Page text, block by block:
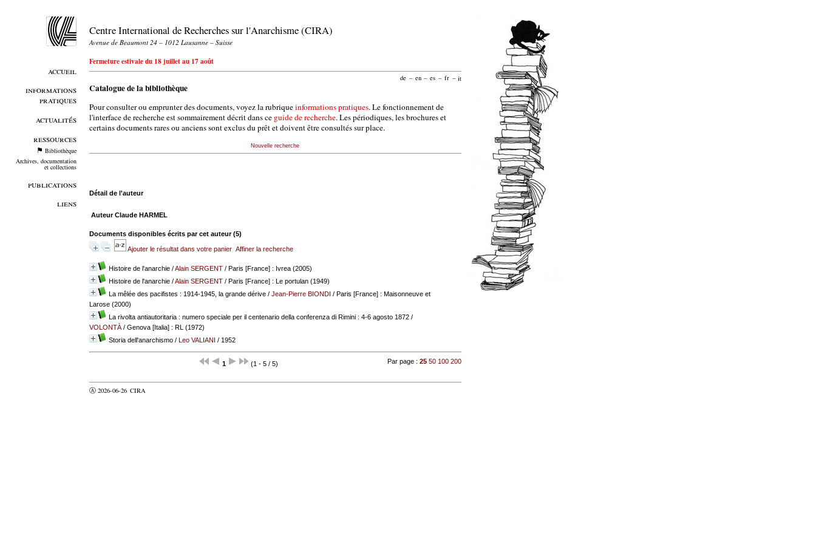
accueil
informations
pratiques
actualités
ressources
Bibliothèque
Archives, documentation
et collections
publications
liens
Centre International de Recherches sur l'Anarchisme (CIRA)
Avenue de Beaumont 24 – 1012 Lausanne – Suisse
Fermeture estivale du 18 juillet au 17 août
de – en – es – fr – it
Catalogue de la bibliothèque
Pour consulter ou emprunter des documents, voyez la rubriqueinformations pratiques. Le fonctionnement de
l'interface de recherche est sommairement décrit dans ce guide de recherche. Les périodiques, les brochures et
certains documents rares ou anciens sont exclus du prêt et doivent être consultés sur place.
Nouvelle recherche
Détail de l'auteur
Auteur Claude HARMEL
Documents disponibles écrits par cet auteur (5)
Ajouter le résultat dans votre panier Affiner la recherche
Histoire de l'anarchie/Alain SERGENT/ Paris [France] : Ivrea (2005)
Histoire de l'anarchie/Alain SERGENT/ Paris [France] : Le portulan (1949)
La mêlée des pacifistes : 1914-1945, la grande dérive/ Jean-Pierre BIONDI / Paris [France] : Maisonneuve et
Larose (2000)
La rivolta antiautoritaria : numero speciale per il centenario della conferenza di Rimini : 4-6 agosto 1872/
VOLONTÀ/ Genova [Italia] : RL (1972)
Storia dell'anarchismo/ Leo VALIANI / 1952
1 (1 - 5 / 5) Par page :25 50 100 200
Ⓐ 2026-06-26 CIRA